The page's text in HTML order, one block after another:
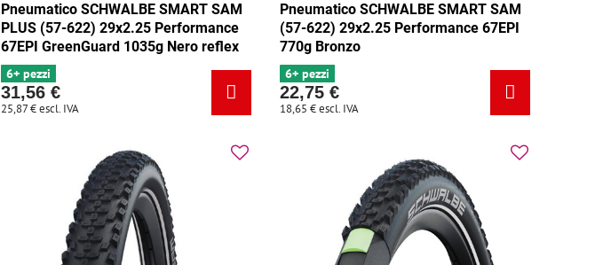
Pneumatico SCHWALBE SMART SAM
PLUS (57-622) 29x2.25 Performance
67EPI GreenGuard 1035g Nero reflex
6+ pezzi
31,56 €
25,87 €escl. IVA
Pneumatico SCHWALBE SMART SAM
(57-622) 29x2.25 Performance 67EPI
770g Bronzo
6+ pezzi
22,75 €
18,65 €escl. IVA